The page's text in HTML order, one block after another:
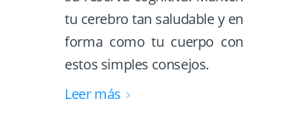
tu cerebro tan saludable y en
forma como tu cuerpo con
estos simples consejos.
Leer más